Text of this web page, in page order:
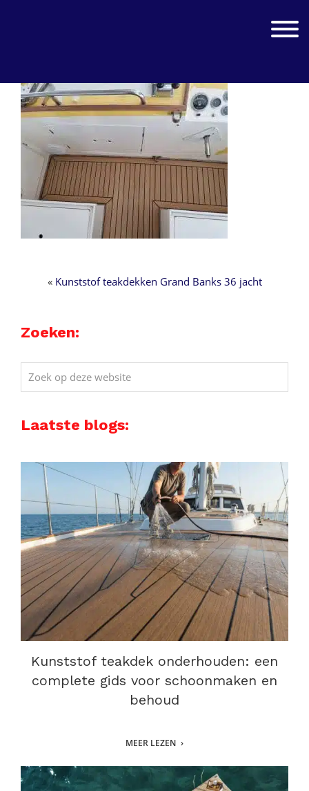
inhoud
Toggle
« Kunststof teakdekken Grand Banks 36 jacht
Zoeken:
Zoek
op
website
Laatste blogs:
Kunststof teakdek onderhouden: een
complete gids voor schoonmaken en
behoud
MEER LEZEN